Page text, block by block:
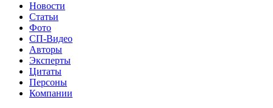
Новости
Статьи
Фото
СП-Видео
Авторы
Эксперты
Цитаты
Персоны
Компании